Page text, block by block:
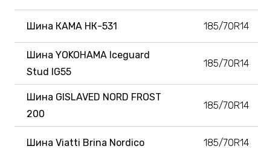
Шина КАМА НК-531 185/70R14
Шина YOKOHAMA Iceguard
Stud IG55
185/70R14
Шина GISLAVED NORD FROST
200
185/70R14
Шина Viatti Brina Nordico 185/70R14